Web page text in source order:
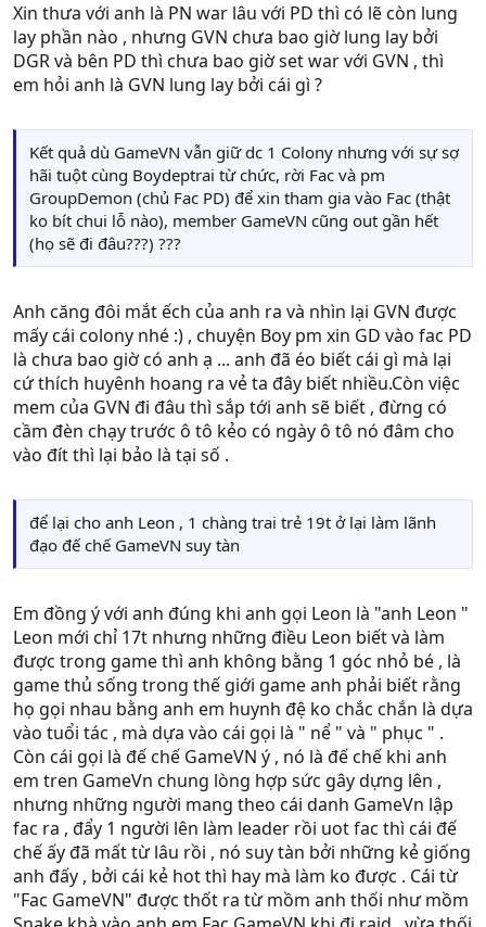
Xin thưa với anh là PN war lâu với PD thì có lẽ còn lung
lay phần nào , nhưng GVN chưa bao giờ lung lay bởi
DGR và bên PD thì chưa bao giờ set war với GVN , thì
em hỏi anh là GVN lung lay bởi cái gì ?
Kết quả dù GameVN vẫn giữ dc 1 Colony nhưng với sự sợ
hãi tuột cùng Boydeptrai từ chức, rời Fac và pm
GroupDemon (chủ Fac PD) để xin tham gia vào Fac (thật
ko bít chui lỗ nào), member GameVN cũng out gần hết
(họ sẽ đi đâu???) ???
Anh căng đôi mắt ếch của anh ra và nhìn lại GVN được
mấy cái colony nhé :) , chuyện Boy pm xin GD vào fac PD
là chưa bao giờ có anh ạ ... anh đã éo biết cái gì mà lại
cứ thích huyênh hoang ra vẻ ta đây biết nhiều.Còn việc
mem của GVN đi đâu thì sắp tới anh sẽ biết , đừng có
cầm đèn chạy trước ô tô kẻo có ngày ô tô nó đâm cho
vào đít thì lại bảo là tại số .
để lại cho anh Leon , 1 chàng trai trẻ 19t ở lại làm lãnh
đạo đế chế GameVN suy tàn
Em đồng ý với anh đúng khi anh gọi Leon là "anh Leon "
Leon mới chỉ 17t nhưng những điều Leon biết và làm
được trong game thì anh không bằng 1 góc nhỏ bé , là
game thủ sống trong thế giới game anh phải biết rằng
họ gọi nhau bằng anh em huynh đệ ko chắc chắn là dựa
vào tuổi tác , mà dựa vào cái gọi là " nể " và " phục " .
Còn cái gọi là đế chế GameVN ý , nó là đế chế khi anh
em tren GameVn chung lòng hợp sức gây dựng lên ,
nhưng những người mang theo cái danh GameVn lập
fac ra , đẩy 1 người lên làm leader rồi uot fac thì cái đế
chế ấy đã mất từ lâu rồi , nó suy tàn bởi những kẻ giống
anh đấy , bởi cái kẻ hot thì hay mà làm ko được . Cái từ
"Fac GameVN" được thốt ra từ mồm anh thối như mồm